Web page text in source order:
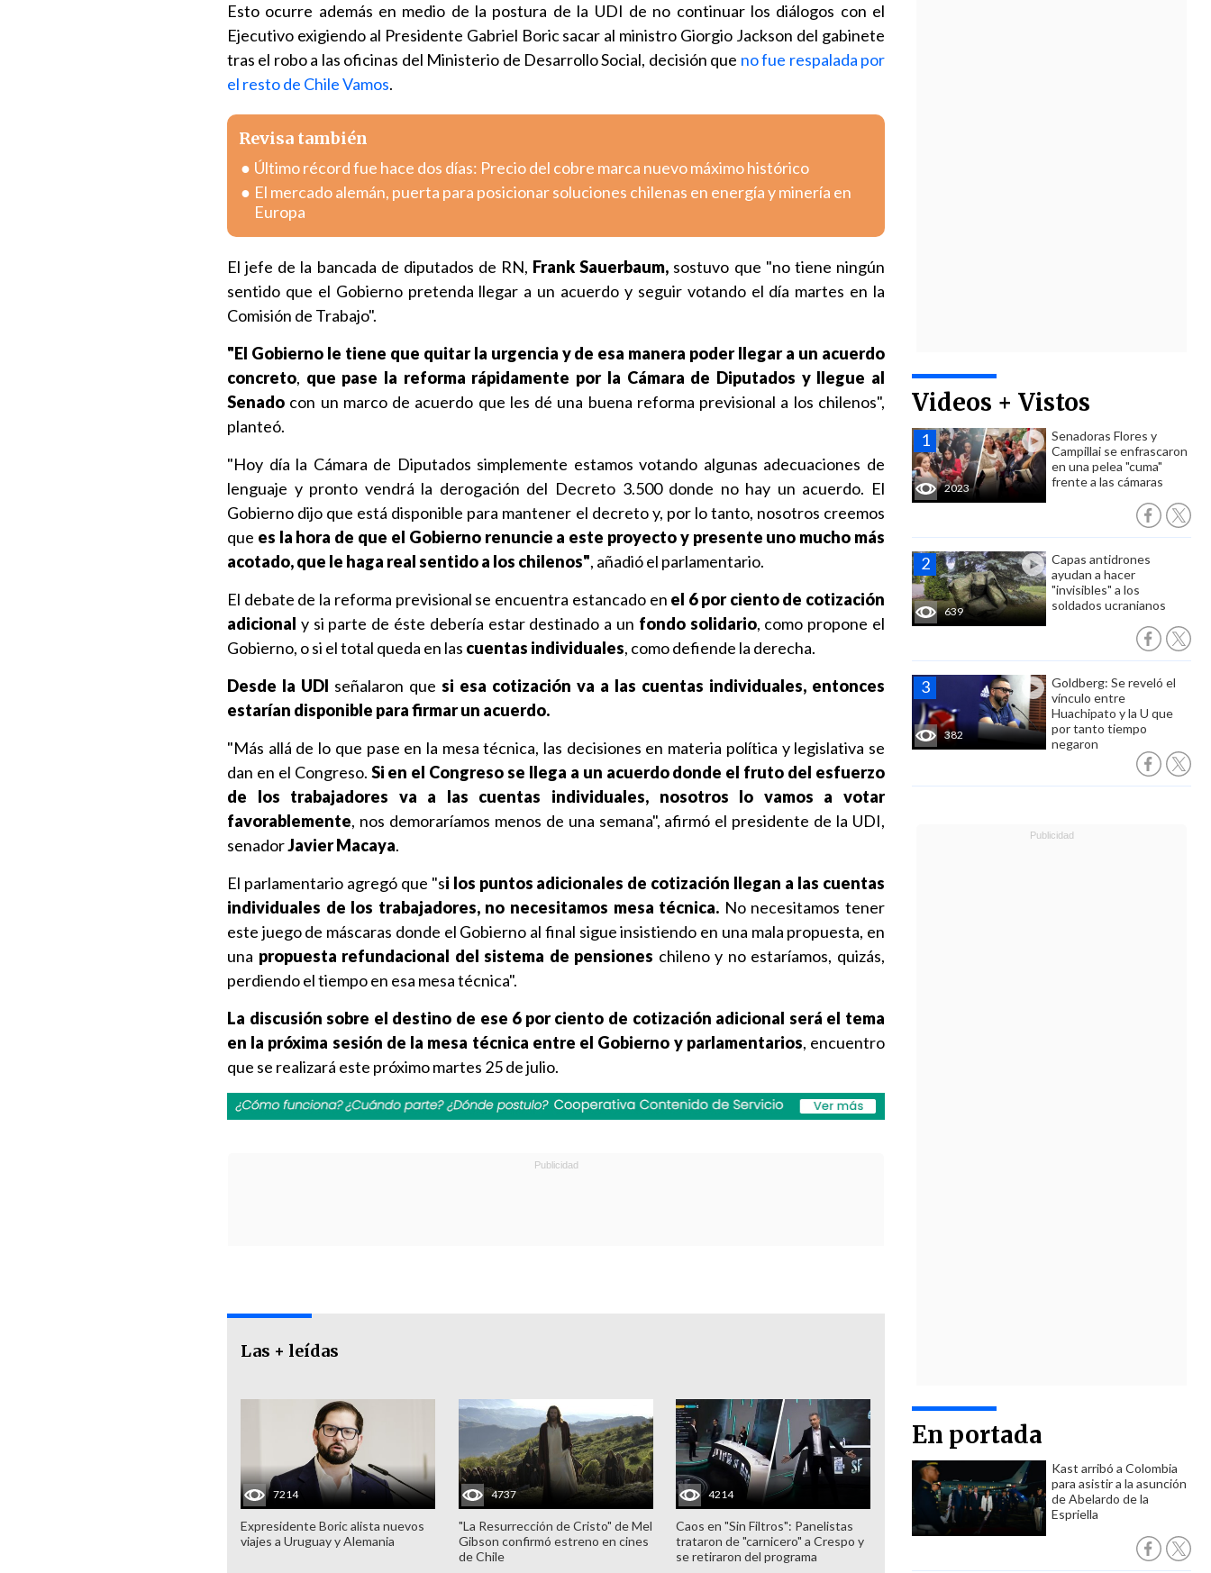
Videos + Vistos
2023
Senadoras Flores y
Campillai se enfrascaron
en una pelea "cuma"
frente a las cámaras
639
Capas antidrones
ayudan a hacer
"invisibles" a los
soldados ucranianos
382
Goldberg: Se reveló el
vínculo entre
Huachipato y la U que
por tanto tiempo
negaron
En portada
Kast arribó a Colombia
para asistir a la asunción
de Abelardo de la
Espriella
Esto ocurre además en medio de la postura de la UDI de no continuar los diálogos con el
Ejecutivo exigiendo al Presidente Gabriel Boric sacar al ministro Giorgio Jackson del gabinete
tras el robo a las oficinas del Ministerio de Desarrollo Social, decisión que no fue respalada por
el resto de Chile Vamos.
Revisa también
Último récord fue hace dos días: Precio del cobre marca nuevo máximo histórico
El mercado alemán, puerta para posicionar soluciones chilenas en energía y minería en
Europa
El jefe de la bancada de diputados de RN, Frank Sauerbaum, sostuvo que "no tiene ningún
sentido que el Gobierno pretenda llegar a un acuerdo y seguir votando el día martes en la
Comisión de Trabajo".
"El Gobierno le tiene que quitar la urgencia y de esa manera poder llegar a un acuerdo
concreto, que pase la reforma rápidamente por la Cámara de Diputados y llegue al
Senado con un marco de acuerdo que les dé una buena reforma previsional a los chilenos",
planteó.
"Hoy día la Cámara de Diputados simplemente estamos votando algunas adecuaciones de
lenguaje y pronto vendrá la derogación del Decreto 3.500 donde no hay un acuerdo. El
Gobierno dijo que está disponible para mantener el decreto y, por lo tanto, nosotros creemos
que es la hora de que el Gobierno renuncie a este proyecto y presente uno mucho más
acotado, que le haga real sentido a los chilenos", añadió el parlamentario.
El debate de la reforma previsional se encuentra estancado en el 6 por ciento de cotización
adicional y si parte de éste debería estar destinado a un fondo solidario, como propone el
Gobierno, o si el total queda en las cuentas individuales, como defiende la derecha.
Desde la UDI señalaron que si esa cotización va a las cuentas individuales, entonces
estarían disponible para firmar un acuerdo.
"Más allá de lo que pase en la mesa técnica, las decisiones en materia política y legislativa se
dan en el Congreso. Si en el Congreso se llega a un acuerdo donde el fruto del esfuerzo
de los trabajadores va a las cuentas individuales, nosotros lo vamos a votar
favorablemente, nos demoraríamos menos de una semana", afirmó el presidente de la UDI,
senadorJavier Macaya.
El parlamentario agregó que "si los puntos adicionales de cotización llegan a las cuentas
individuales de los trabajadores, no necesitamos mesa técnica. No necesitamos tener
este juego de máscaras donde el Gobierno al final sigue insistiendo en una mala propuesta, en
una propuesta refundacional del sistema de pensiones chileno y no estaríamos, quizás,
perdiendo el tiempo en esa mesa técnica".
La discusión sobre el destino de ese 6 por ciento de cotización adicional será el tema
en la próxima sesión de la mesa técnica entre el Gobierno y parlamentarios, encuentro
que se realizará este próximo martes 25 de julio.
Las + leídas
7214
Expresidente Boric alista nuevos
viajes a Uruguay y Alemania
4737
"La Resurrección de Cristo" de Mel
Gibson confirmó estreno en cines
de Chile
4214
Caos en "Sin Filtros": Panelistas
trataron de "carnicero" a Crespo y
se retiraron del programa